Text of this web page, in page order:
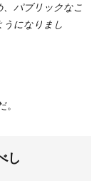
パブリックなこ
になりまし
。
し